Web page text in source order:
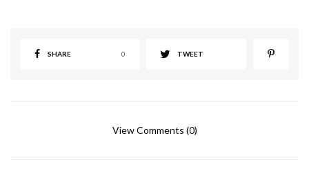
SHARE 0 TWEET
View Comments (0)